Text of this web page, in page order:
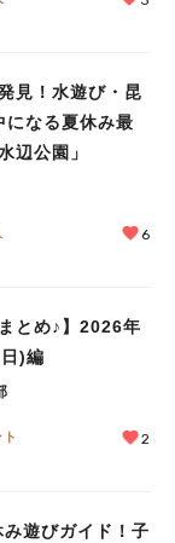
見！水遊び・昆
になる夏休み最
辺公園」
6
とめ♪】2026年
)編
2
み遊びガイド！子